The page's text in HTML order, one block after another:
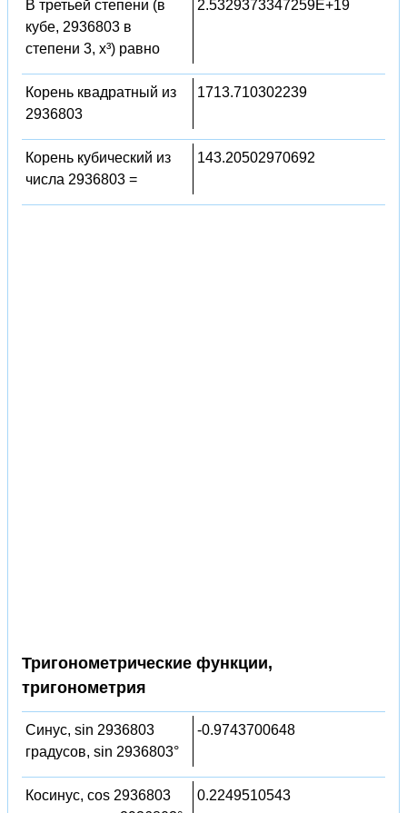
В третьей степени (в
кубе, 2936803 в
степени 3, x³) равно
2.5329373347259E+19
Корень квадратный из
2936803
1713.710302239
Корень кубический из
числа 2936803 =
143.20502970692
Тригонометрические функции,
тригонометрия
Синус, sin 2936803
градусов, sin 2936803°
-0.9743700648
Косинус, cos 2936803
0.2249510543